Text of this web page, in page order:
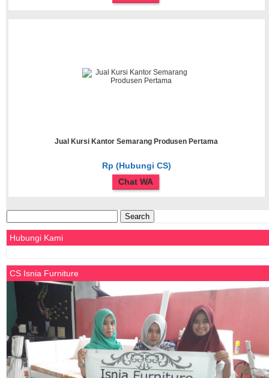
Jual Kursi Kantor Semarang Produsen Pertama
Rp (Hubungi CS)
Chat WA
for:
Hubungi Kami
CS Isnia Furniture